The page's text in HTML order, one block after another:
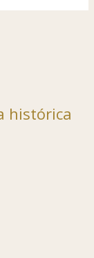
histórica